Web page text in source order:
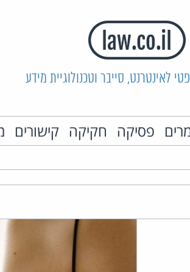
לאינטרנט, סייבר וטכנולוגיית מידע
פסיקה חקיקה קישורים